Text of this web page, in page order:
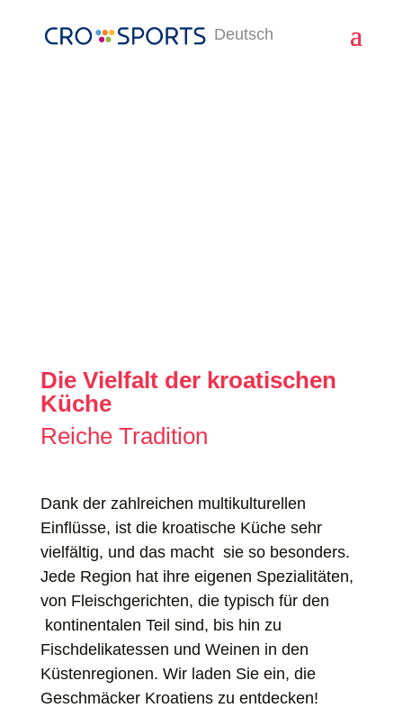
Deutsch
Die Vielfalt der kroatischen
Küche
Reiche Tradition
Dank der zahlreichen multikulturellen
Einflüsse, ist die kroatische Küche sehr
vielfältig, und das macht sie so besonders.
Jede Region hat ihre eigenen Spezialitäten,
von Fleischgerichten, die typisch für den
kontinentalen Teil sind, bis hin zu
Fischdelikatessen und Weinen in den
Küstenregionen. Wir laden Sie ein, die
Geschmäcker Kroatiens zu entdecken!